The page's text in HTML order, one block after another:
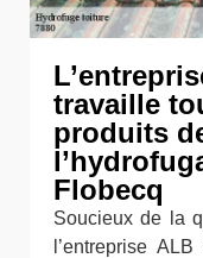
travaille
produits
Flobecq
Soucieux de la
l’entreprise